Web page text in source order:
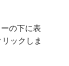
の下に表
ックしま